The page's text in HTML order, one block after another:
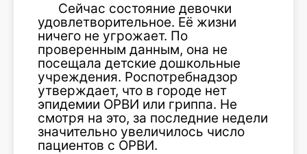
Сейчас состояние девочки
удовлетворительное. Её жизни
ничего не угрожает. По
проверенным данным, она не
посещала детские дошкольные
учреждения. Роспотребнадзор
утверждает, что в городе нет
эпидемии ОРВИ или гриппа. Не
смотря на это, за последние недели
значительно увеличилось число
пациентов с ОРВИ.